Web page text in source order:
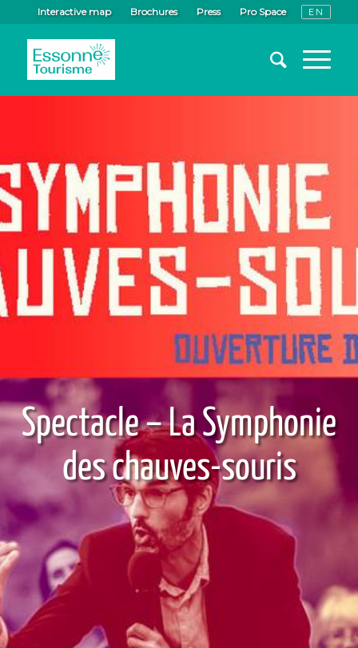
Interactive map Brochures Press Pro Space
​Spectacle – La Symphonie
des chauves-souris